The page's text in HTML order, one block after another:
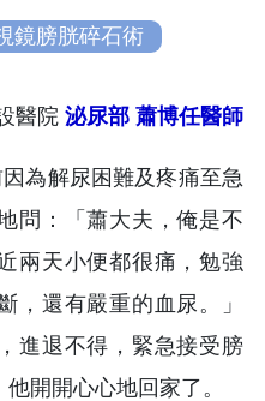
鏡膀胱碎石術
醫院 泌尿部 蕭博任醫師
為解尿困難及疼痛至急
問：「蕭大夫，俺是不
兩天小便都很痛，勉強
，還有嚴重的血尿。」
進退不得，緊急接受膀
開開心心地回家了。